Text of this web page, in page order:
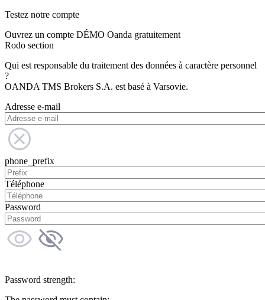
Testez notre compte
Ouvrez un compte DÉMO Oanda gratuitement
Rodo section
Qui est responsable du traitement des données à caractère personnel
?
OANDA TMS Brokers S.A. est basé à Varsovie.
Adresse e-mail
phone_prefix
Téléphone
Password
Password strength: